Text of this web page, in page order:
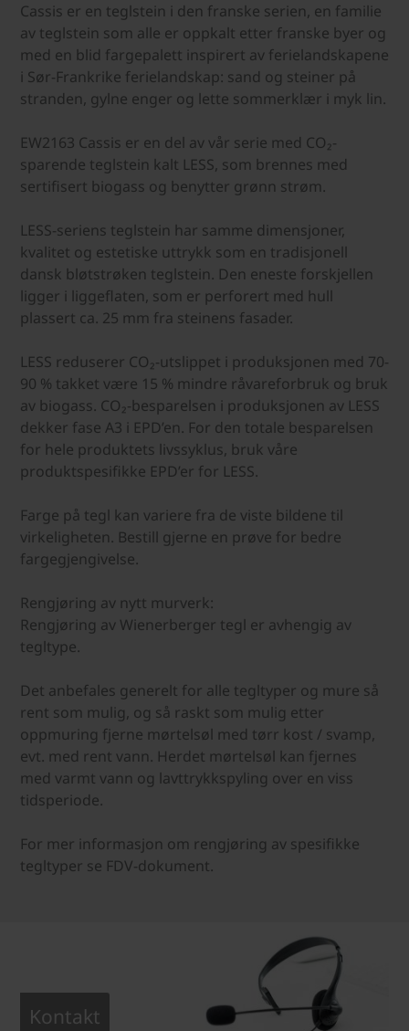
Cassis er en teglstein i den franske serien, en familie
av teglstein som alle er oppkalt etter franske byer og
med en blid fargepalett inspirert av ferielandskapene
i Sør-Frankrike ferielandskap: sand og steiner på
stranden, gylne enger og lette sommerklær i myk lin.
EW2163 Cassis er en del av vår serie med CO₂-
sparende teglstein kalt LESS, som brennes med
sertifisert biogass og benytter grønn strøm.
LESS-seriens teglstein har samme dimensjoner,
kvalitet og estetiske uttrykk som en tradisjonell
dansk bløtstrøken teglstein. Den eneste forskjellen
ligger i liggeflaten, som er perforert med hull
plassert ca. 25 mm fra steinens fasader.
LESS reduserer CO₂-utslippet i produksjonen med 70-
90 % takket være 15 % mindre råvareforbruk og bruk
av biogass. CO₂-besparelsen i produksjonen av LESS
dekker fase A3 i EPD’en. For den totale besparelsen
for hele produktets livssyklus, bruk våre
produktspesifikke EPD’er for LESS.
Farge på tegl kan variere fra de viste bildene til
virkeligheten. Bestill gjerne en prøve for bedre
fargegjengivelse.
Rengjøring av nytt murverk:
Rengjøring av Wienerberger tegl er avhengig av
tegltype.
Det anbefales generelt for alle tegltyper og mure så
rent som mulig, og så raskt som mulig etter
oppmuring fjerne mørtelsøl med tørr kost / svamp,
evt. med rent vann. Herdet mørtelsøl kan fjernes
med varmt vann og lavttrykkspyling over en viss
tidsperiode.
For mer informasjon om rengjøring av spesifikke
tegltyper se FDV-dokument.
Kontakt